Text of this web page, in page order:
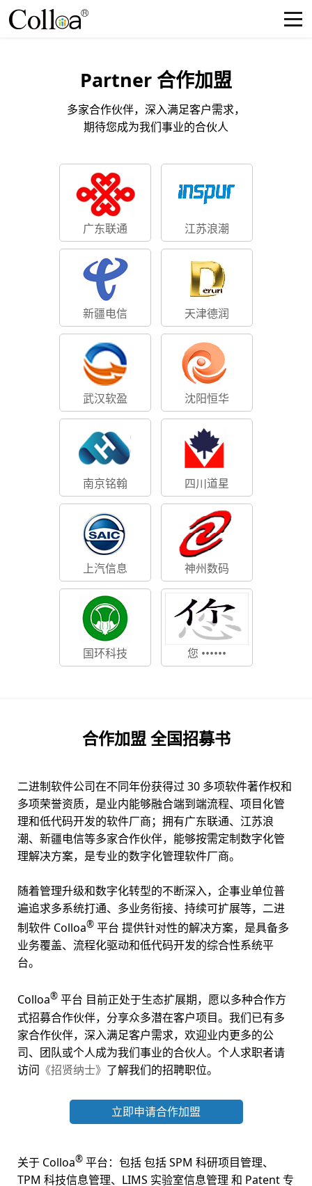
Partner 合作加盟
多家合作伙伴，深入满足客户需求，
期待您成为我们事业的合伙人
广东联通 江苏浪潮
新疆电信 天津德润
武汉软盈 沈阳恒华
南京铭翰 四川道星
上汽信息 神州数码
国环科技 您 ••••••
合作加盟 全国招募书
二进制软件公司在不同年份获得过 30 多项软件著作权和
多项荣誉资质，是业内能够融合端到端流程、项目化管
理和低代码开发的软件厂商；拥有广东联通、江苏浪
潮、新疆电信等多家合作伙伴，能够按需定制数字化管
理解决方案，是专业的数字化管理软件厂商。
随着管理升级和数字化转型的不断深入，企事业单位普
遍追求多系统打通、多业务衔接、持续可扩展等，二进
制软件 Colloa® 平台 提供针对性的解决方案，是具备多
业务覆盖、流程化驱动和低代码开发的综合性系统平
台。
Colloa® 平台 目前正处于生态扩展期，愿以多种合作方
式招募合作伙伴，分享众多潜在客户项目。我们已有多
家合作伙伴，深入满足客户需求，欢迎业内更多的公
司、团队或个人成为我们事业的合伙人。个人求职者请
访问 《招贤纳士》 了解我们的招聘职位。
立即申请合作加盟
关于 Colloa® 平台：包括 包括 SPM 科研项目管理、
TPM 科技信息管理、LIMS 实验室信息管理 和 Patent 专